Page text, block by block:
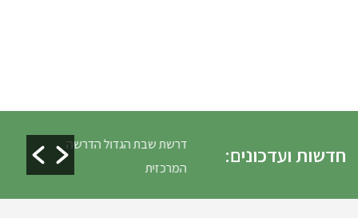
חדשות ועדכונים:
דרשת שבת הגדול הדרשה
המרכזית